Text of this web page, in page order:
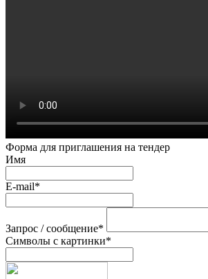
Форма для приглашения на тендер
Имя
E-mail*
Запрос / сообщение*
Символы с картинки*